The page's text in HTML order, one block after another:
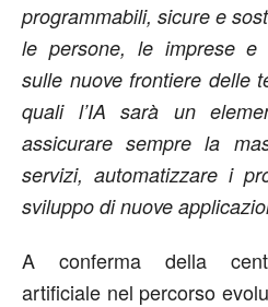
programmabili, sicure e
le persone, le imprese e
sulle nuove frontiere delle
quali l’IA sarà un
assicurare sempre la
servizi, automatizzare i
sviluppo di nuove
A conferma della
artificiale nel percorso